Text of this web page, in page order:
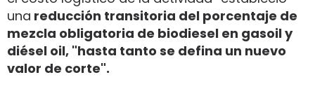
una reducción transitoria del porcentaje de
mezcla obligatoria de biodiesel en gasoil y
diésel oil, "hasta tanto se defina un nuevo
valor de corte".